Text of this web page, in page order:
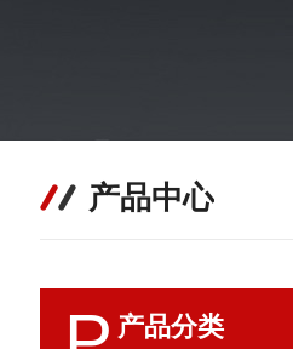
产品中心
产品分类